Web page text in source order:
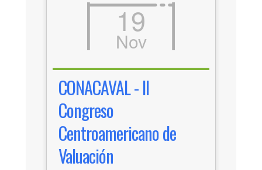
19
Nov
CONACAVAL - II
Congreso
Centroamericano de
Valuación